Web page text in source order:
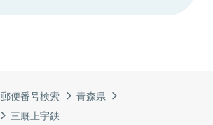
郵便番号検索
青森県
三厩上宇鉄